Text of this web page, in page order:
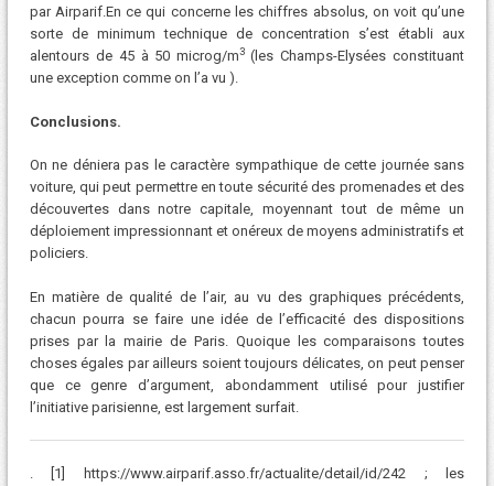
par Airparif.En ce qui concerne les chiffres absolus, on voit qu’une
sorte de minimum technique de concentration s’est établi aux
alentours de 45 à 50 microg/m3 (les Champs-Elysées constituant
une exception comme on l’a vu ).
Conclusions.
On ne déniera pas le caractère sympathique de cette journée sans
voiture, qui peut permettre en toute sécurité des promenades et des
découvertes dans notre capitale, moyennant tout de même un
déploiement impressionnant et onéreux de moyens administratifs et
policiers.
En matière de qualité de l’air, au vu des graphiques précédents,
chacun pourra se faire une idée de l’efficacité des dispositions
prises par la mairie de Paris. Quoique les comparaisons toutes
choses égales par ailleurs soient toujours délicates, on peut penser
que ce genre d’argument, abondamment utilisé pour justifier
l’initiative parisienne, est largement surfait.
. [1] https://www.airparif.asso.fr/actualite/detail/id/242 ; les